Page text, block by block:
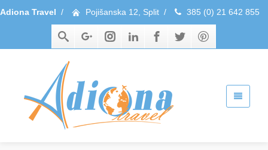
Adiona Travel / Pojišanska 12, Split / 385 (0) 21 642 855